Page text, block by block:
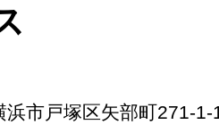
浜市戸塚区矢部町271-1-